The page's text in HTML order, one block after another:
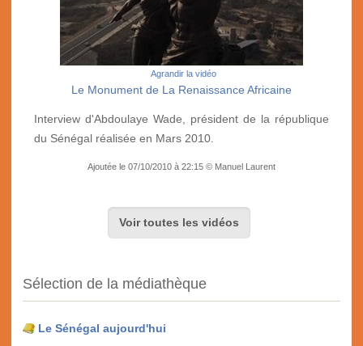
Agrandir la vidéo
Le Monument de La Renaissance Africaine
Interview d'Abdoulaye Wade, président de la république
du Sénégal réalisée en Mars 2010.
Ajoutée le 07/10/2010 à 22:15 © Manuel Laurent
Voir toutes les vidéos
Sélection de la médiathèque
Le Sénégal aujourd'hui